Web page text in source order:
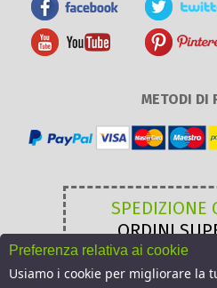
METODI DI
SPEDIZIONE
ORDINI
49,00 €
Preferenza relativa ai cookie
Usiamo i cookie per migliorare la